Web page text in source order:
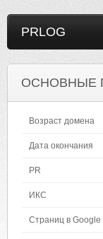
PRLOG
ОСНОВНЫЕ
Возраст домена
Дата окончания
PR
ИКС
Страниц в Google